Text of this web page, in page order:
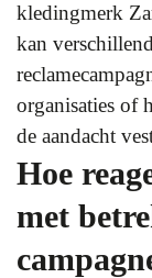
kledingmerk
kan
organisaties of
de aandacht
Hoe
met